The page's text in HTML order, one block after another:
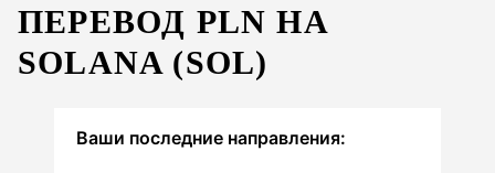
ПЕРЕВОД PLN НА
SOLANA (SOL)
Ваши последние направления: